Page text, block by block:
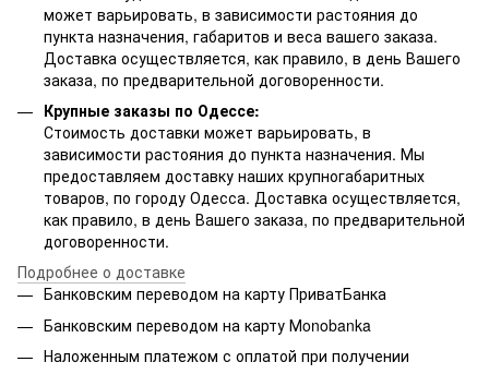
может варьировать, в зависимости растояния до
пункта назначения, габаритов и веса вашего заказа.
Доставка осуществляется, как правило, в день Вашего
заказа, по предварительной договоренности.
Крупные заказы по Одессе:
Стоимость доставки может варьировать, в
зависимости растояния до пункта назначения. Мы
предоставляем доставку наших крупногабаритных
товаров, по городу Одесса. Доставка осуществляется,
как правило, в день Вашего заказа, по предварительной
договоренности.
Подробнее о доставке
Банковским переводом на карту ПриватБанка
Банковским переводом на карту Мonobanka
Наложенным платежом с оплатой при получении